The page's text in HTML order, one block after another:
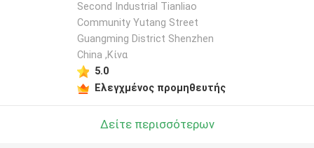
Second Industrial Tianliao
Community Yutang Street
Guangming District Shenzhen
China ,Κίνα
5.0
Ελεγχμένος προμηθευτής
Δείτε περισσότερων